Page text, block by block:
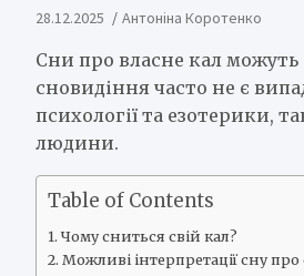
28.12.2025 Антоніна Коротенко
Сни про власне кал
сновидіння часто не є
психології та езотерики,
людини.
Table of Contents
Чому сниться свій кал?
Можливі інтерпретації сну про